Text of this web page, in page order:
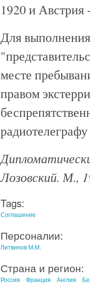
1920 и
Для
месте
правом
Лозовский. М.,
Tags:
Соглашение
Персоналии:
Литвинов М.М.
Страна и регион:
Россия Франция Англия